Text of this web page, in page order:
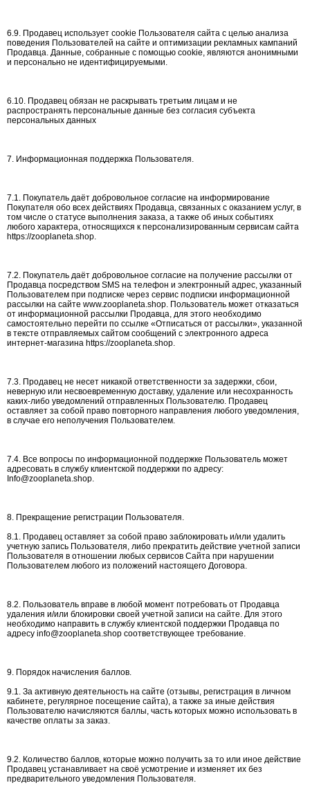
6.9. Продавец использует cookie Пользователя сайта с целью анализа
поведения Пользователей на сайте и оптимизации рекламных кампаний
Продавца. Данные, собранные с помощью cookie, являются анонимными
и персонально не идентифицируемыми.
6.10. Продавец обязан не раскрывать третьим лицам и не
распространять персональные данные без согласия субъекта
персональных данных
7. Информационная поддержка Пользователя.
7.1. Покупатель даёт добровольное согласие на информирование
Покупателя обо всех действиях Продавца, связанных с оказанием услуг, в
том числе о статусе выполнения заказа, а также об иных событиях
любого характера, относящихся к персонализированным сервисам сайта
https://zooplaneta.shop.
7.2. Покупатель даёт добровольное согласие на получение рассылки от
Продавца посредством SMS на телефон и электронный адрес, указанный
Пользователем при подписке через сервис подписки информационной
рассылки на сайте www.zooplaneta.shop. Пользователь может отказаться
от информационной рассылки Продавца, для этого необходимо
самостоятельно перейти по ссылке «Отписаться от рассылки», указанной
в тексте отправляемых сайтом сообщений с электронного адреса
интернет-магазина https://zooplaneta.shop.
7.3. Продавец не несет никакой ответственности за задержки, сбои,
неверную или несвоевременную доставку, удаление или несохранность
каких-либо уведомлений отправленных Пользователю. Продавец
оставляет за собой право повторного направления любого уведомления,
в случае его неполучения Пользователем.
7.4. Все вопросы по информационной поддержке Пользователь может
адресовать в службу клиентской поддержки по адресу:
Info@zooplaneta.shop.
8. Прекращение регистрации Пользователя.
8.1. Продавец оставляет за собой право заблокировать и/или удалить
учетную запись Пользователя, либо прекратить действие учетной записи
Пользователя в отношении любых сервисов Сайта при нарушении
Пользователем любого из положений настоящего Договора.
8.2. Пользователь вправе в любой момент потребовать от Продавца
удаления и/или блокировки своей учетной записи на сайте. Для этого
необходимо направить в службу клиентской поддержки Продавца по
адресу info@zooplaneta.shop соответствующее требование.
9. Порядок начисления баллов.
9.1. За активную деятельность на сайте (отзывы, регистрация в личном
кабинете, регулярное посещение сайта), а также за иные действия
Пользователю начисляются баллы, часть которых можно использовать в
качестве оплаты за заказ.
9.2. Количество баллов, которые можно получить за то или иное действие
Продавец устанавливает на своё усмотрение и изменяет их без
предварительного уведомления Пользователя.